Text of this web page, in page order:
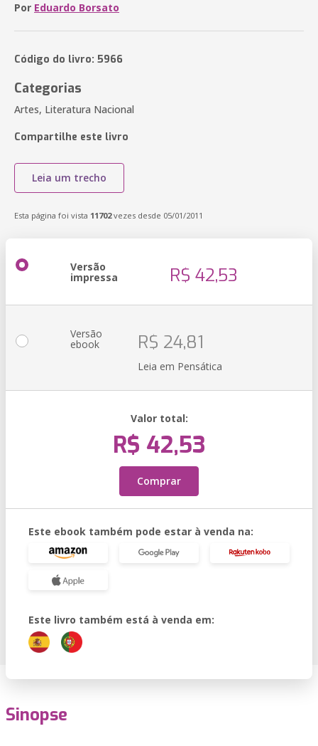
Por Eduardo Borsato
Código do livro: 5966
Categorias
Artes, Literatura Nacional
Compartilhe este livro
Leia um trecho
Esta página foi vista 11702vezes desde 05/01/2011
Versão
impressa R$ 42,53
Versão
ebook R$ 24,81
Leia em Pensática
Valor total:
R$ 42,53
Comprar
Este ebook também pode estar à venda na:
Este livro também está à venda em:
Sinopse